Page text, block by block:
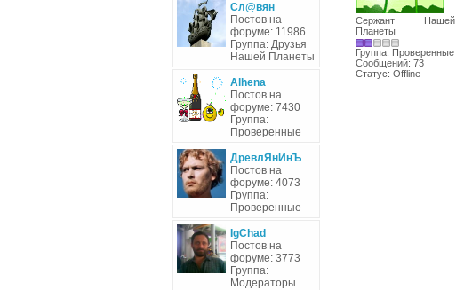
Сл@вян
Постов на
форуме: 11986
Группа: Друзья
Нашей Планеты
Alhena
Постов на
форуме: 7430
Группа:
Проверенные
ДревлЯнИнЪ
Постов на
форуме: 4073
Группа:
Проверенные
IgChad
Постов на
форуме: 3773
Группа:
Модераторы
Сержант Нашей
Планеты
Группа: Проверенные
Сообщений: 73
Статус: Offline